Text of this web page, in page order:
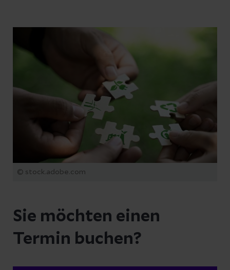
© stock.adobe.com
Sie möchten einen
Termin buchen?